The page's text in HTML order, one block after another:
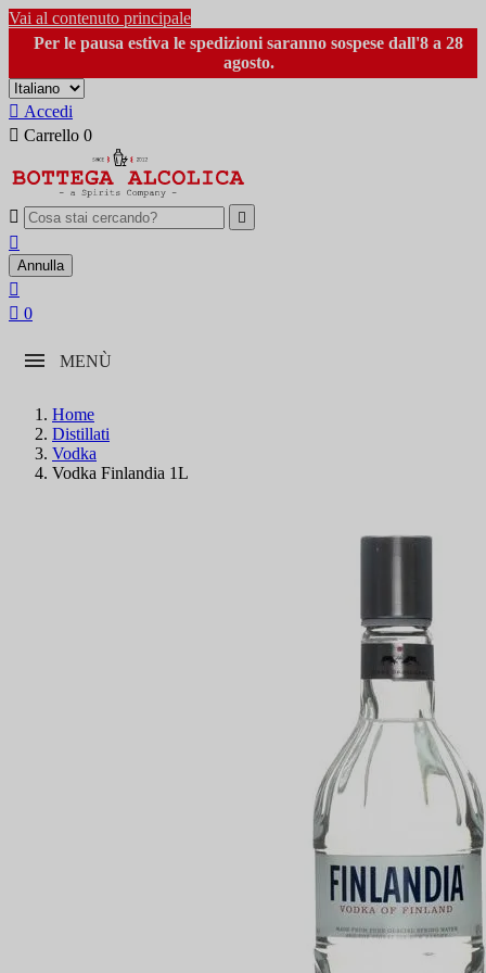
Vai al contenuto principale
Per le pausa estiva le spedizioni saranno sospese dall'8 a 28
agosto.
 Accedi
 Carrello 0
 

Annulla

 0
MENÙ
Home
Distillati
Vodka
Vodka Finlandia 1L